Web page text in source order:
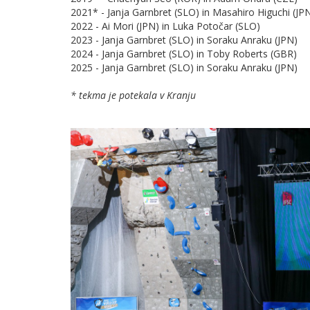
2021* - Janja Garnbret (SLO) in Masahiro Higuchi
2022 - Ai Mori (JPN) in Luka Potočar (SLO)
2023 - Janja Garnbret (SLO) in Soraku Anraku (JPN)
2024 - Janja Garnbret (SLO) in Toby Roberts (GBR)
2025 - Janja Garnbret (SLO) in Soraku Anraku (JPN)
* tekma je potekala v Kranju